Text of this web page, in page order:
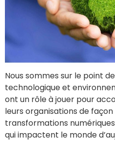
Nous sommes sur le point
technologique et
ont un rôle à jouer pour
leurs organisations de
transformations
qui impactent le monde